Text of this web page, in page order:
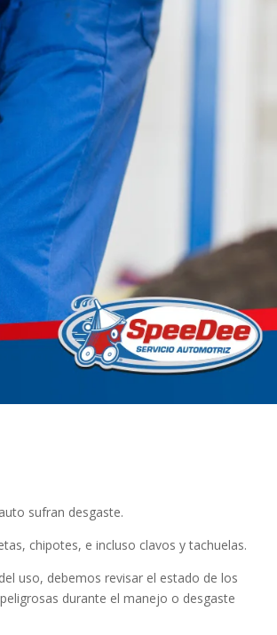
sufran desgaste.
chipotes, e incluso clavos y tachuelas.
uso, debemos revisar el estado de los
durante el manejo o desgaste